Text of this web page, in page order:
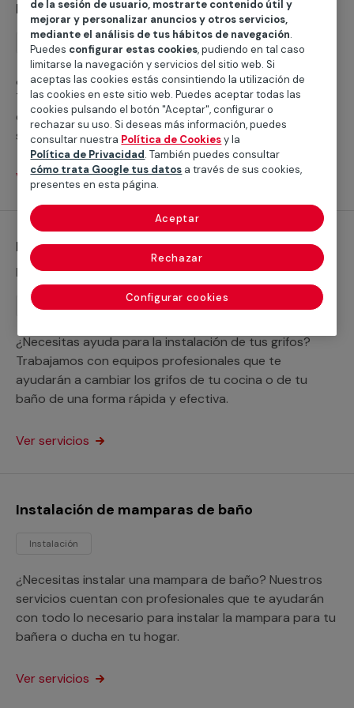
Instalación de ducha
Instalación
¿Buscas ayuda para instalar un plato de ducha?
Trabajamos con servicios cualificados profesionales
que te ayudarán a cubrir cualquier necesidad para
sustituir tu bañera por un plato de ducha o realizar la
nueva instalación de un plato de ducha.
Ver servicios
Instalación de grifería
Desde 44,95 €
Instalación
¿Necesitas ayuda para la instalación de tus grifos?
Trabajamos con equipos profesionales que te
ayudarán a cambiar los grifos de tu cocina o de tu
baño de una forma rápida y efectiva.
Ver servicios
Instalación de mamparas de baño
Instalación
¿Necesitas instalar una mampara de baño? Nuestros
servicios cuentan con profesionales que te ayudarán
con todo lo necesario para instalar la mampara para tu
bañera o ducha en tu hogar.
Ver servicios
de la sesión de usuario, mostrarte contenido útil y
mejorar y personalizar anuncios y otros servicios,
mediante el análisis de tus hábitos de navegación.
Puedes configurar estas cookies, pudiendo en tal caso
limitarse la navegación y servicios del sitio web. Si
aceptas las cookies estás consintiendo la utilización de
las cookies en este sitio web. Puedes aceptar todas las
cookies pulsando el botón "Aceptar", configurar o
rechazar su uso. Si deseas más información, puedes
consultar nuestra Política de Cookiesy la
Política de Privacidad. También puedes consultar
cómo trata Google tus datos a través de sus cookies,
presentes en esta página.
Configurar cookies
Rechazar
Aceptar